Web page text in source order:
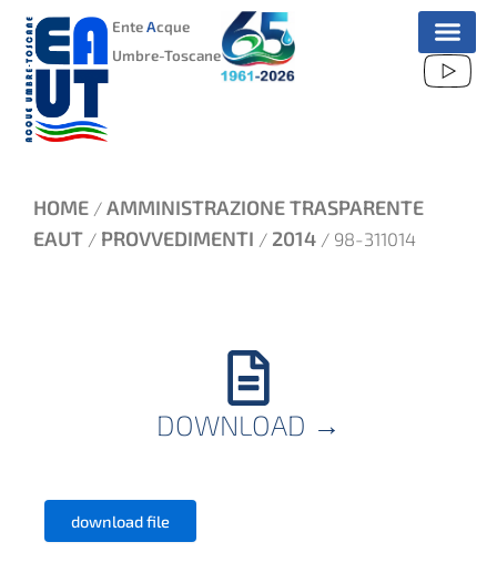
VAI
CONTENUTO
EnteAcque
Umbre-Toscane
HOME / AMMINISTRAZIONE TRASPARENTE
EAUT / PROVVEDIMENTI / 2014 / 98-311014
DOWNLOAD →
download file